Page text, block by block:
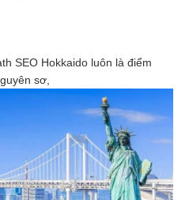
SEO Hokkaido luôn là điểm
sơ,